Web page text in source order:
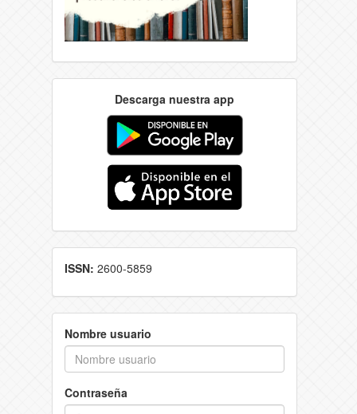
Descarga nuestra app
ISSN: 2600-5859
Nombre usuario
Contraseña